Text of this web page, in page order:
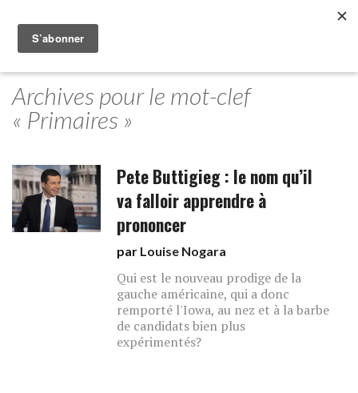
Archives pour le mot-clef
« Primaires »
Pete Buttigieg : le nom qu’il
va falloir apprendre à
prononcer
par Louise Nogara
Qui est le nouveau prodige de la
gauche américaine, qui a donc
remporté l'Iowa, au nez et à la barbe
de candidats bien plus
expérimentés?